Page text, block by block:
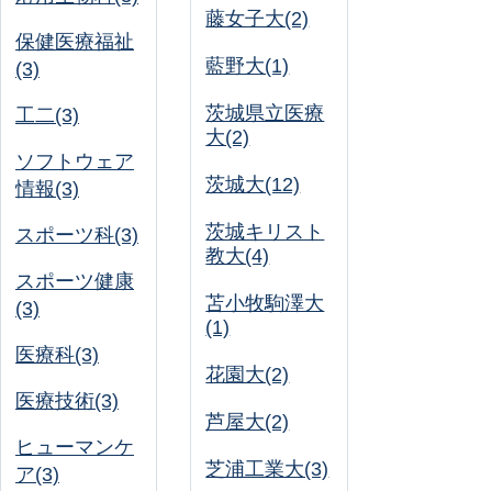
保健医療福祉
(3)
工二(3)
ソフトウェア
情報(3)
スポーツ科(3)
スポーツ健康
(3)
医療科(3)
医療技術(3)
ヒューマンケ
ア(3)
藤女子大(2)
藍野大(1)
茨城県立医療
大(2)
茨城大(12)
茨城キリスト
教大(4)
苫小牧駒澤大
(1)
花園大(2)
芦屋大(2)
芝浦工業大(3)